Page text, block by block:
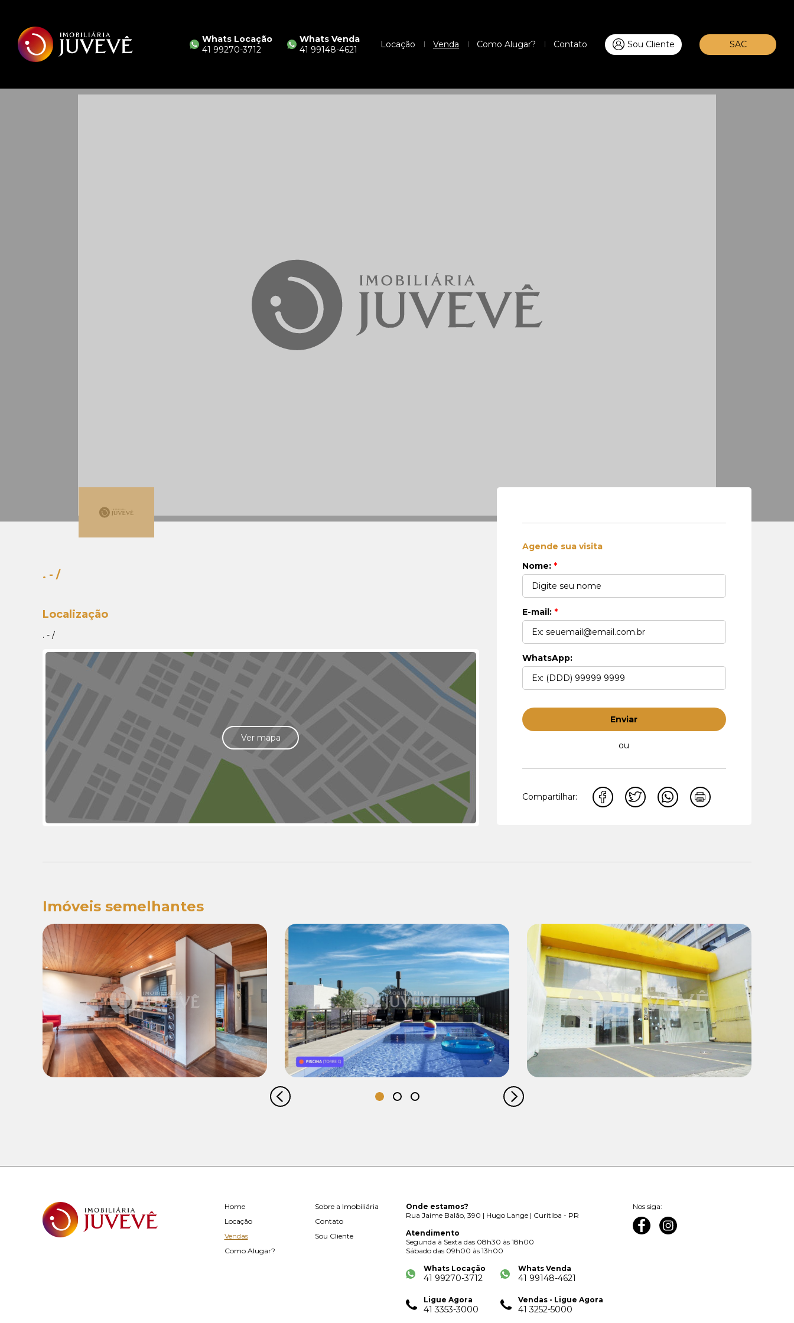
Whats Locação
41 99270-3712
Whats Venda
41 99148-4621
Locação Venda Como Alugar? Contato Sou Cliente SAC
. - /
Agende sua visita
Nome: *
E-mail: *
WhatsApp:
Enviar
ou
Compartilhar:
Localização
. - /
Ver mapa
Imóveis semelhantes
Locação:
R$ 5.500,00 Venda:
R$ 550.000,00
Locação:
R$ 13.900,00
Home
Locação
Vendas
Como Alugar?
Sobre a Imobiliária
Contato
Sou Cliente
Onde estamos?
Rua Jaime Balão, 390 | Hugo Lange | Curitiba - PR
Atendimento
Segunda à Sexta das 08h30 às 18h00
Sábado das 09h00 às 13h00
Whats Locação
41 99270-3712
Whats Venda
41 99148-4621
Ligue Agora
41 3353-3000
Vendas - Ligue Agora
41 3252-5000
Nos siga: